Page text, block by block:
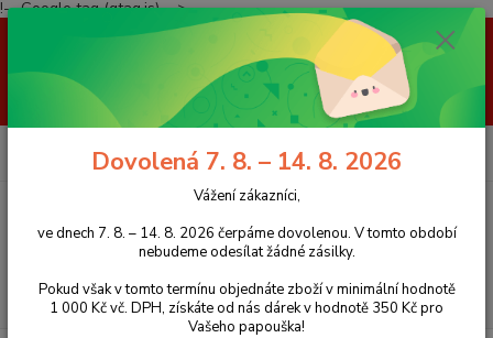
!-- Google tag (gtag.js) -->
Vážení zákazníci, ve dnech 7. 8. – 14. 8. 2026 čerpáme dovolenou. V
tomto období nebudeme odesílat žádné zásilky. Pokud však v tomto
termínu objednáte zboží v minimální hodnotě 1 000 Kč vč. DPH, získáte
od nás dárek v hodnotě 350 Kč pro Vašeho papouška! Děkujeme za
pochopení a přejeme krásné léto!
Menu
CZK
Hledat
(Po-Pá, 8-16 hod.)Dovolená 7. 8. – 14. 8. 2026
Vážení zákazníci,
ve dnech 7. 8. – 14. 8. 2026 čerpáme dovolenou. V tomto období
nebudeme odesílat žádné zásilky.
Pokud však v tomto termínu objednáte zboží v minimální hodnotě
1 000 Kč vč. DPH, získáte od nás dárek v hodnotě 350 Kč pro
Vašeho papouška!